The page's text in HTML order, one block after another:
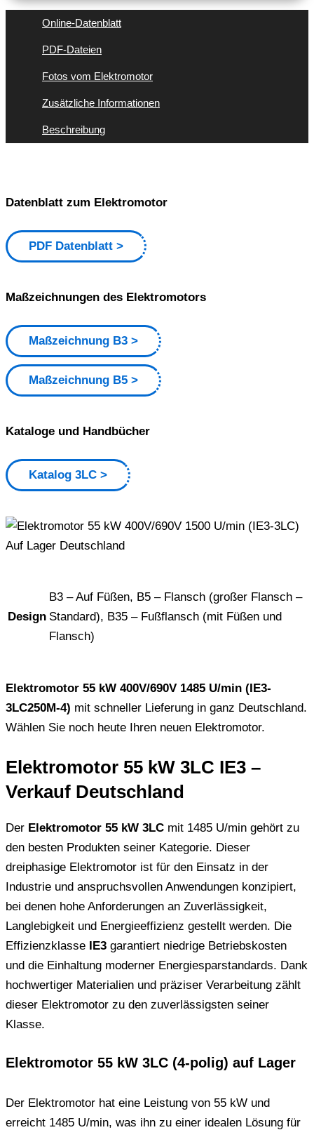
Online-Datenblatt
PDF-Dateien
Fotos vom Elektromotor
Zusätzliche Informationen
Beschreibung
Datenblatt zum Elektromotor
PDF Datenblatt
Maßzeichnungen des Elektromotors
Maßzeichnung B3
Maßzeichnung B5
Kataloge und Handbücher
Katalog 3LC
Design
B3 – Auf Füßen, B5 – Flansch (großer Flansch –
Standard), B35 – Fußflansch (mit Füßen und
Flansch)
Elektromotor 55 kW 400V/690V 1485 U/min (IE3-
3LC250M-4) mit schneller Lieferung in ganz Deutschland.
Wählen Sie noch heute Ihren neuen Elektromotor.
Elektromotor 55 kW 3LC IE3 –
Verkauf Deutschland
Der Elektromotor 55 kW 3LC mit 1485 U/min gehört zu
den besten Produkten seiner Kategorie. Dieser
dreiphasige Elektromotor ist für den Einsatz in der
Industrie und anspruchsvollen Anwendungen konzipiert,
bei denen hohe Anforderungen an Zuverlässigkeit,
Langlebigkeit und Energieeffizienz gestellt werden. Die
Effizienzklasse
IE3 garantiert niedrige Betriebskosten
und die Einhaltung moderner Energiesparstandards. Dank
hochwertiger Materialien und präziser Verarbeitung zählt
dieser Elektromotor zu den zuverlässigsten seiner
Klasse.
Elektromotor 55 kW 3LC (4-polig) auf Lager
Der Elektromotor hat eine Leistung von 55 kW und
erreicht 1485 U/min, was ihn zu einer idealen Lösung für